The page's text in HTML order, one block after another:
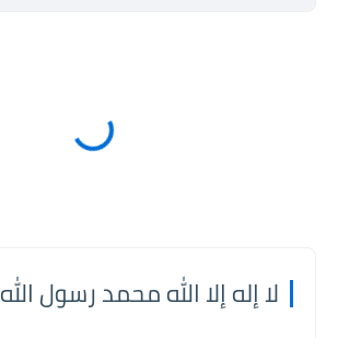
لا إله إلا الله محمد رسول الله